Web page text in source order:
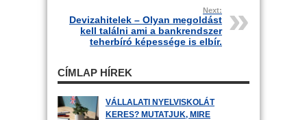
Next:
Devizahitelek – Olyan megoldást
kell találni ami a bankrendszer
teherbíró képessége is elbír.
CÍMLAP HÍREK
VÁLLALATI NYELVISKOLÁT
KERES? MUTATJUK, MIRE